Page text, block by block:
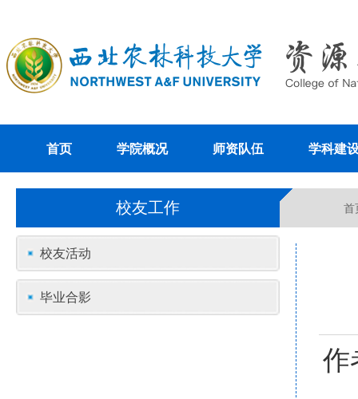
首页 学院概况 师资队伍 学科建
校友工作 首
校友活动
毕业合影
作